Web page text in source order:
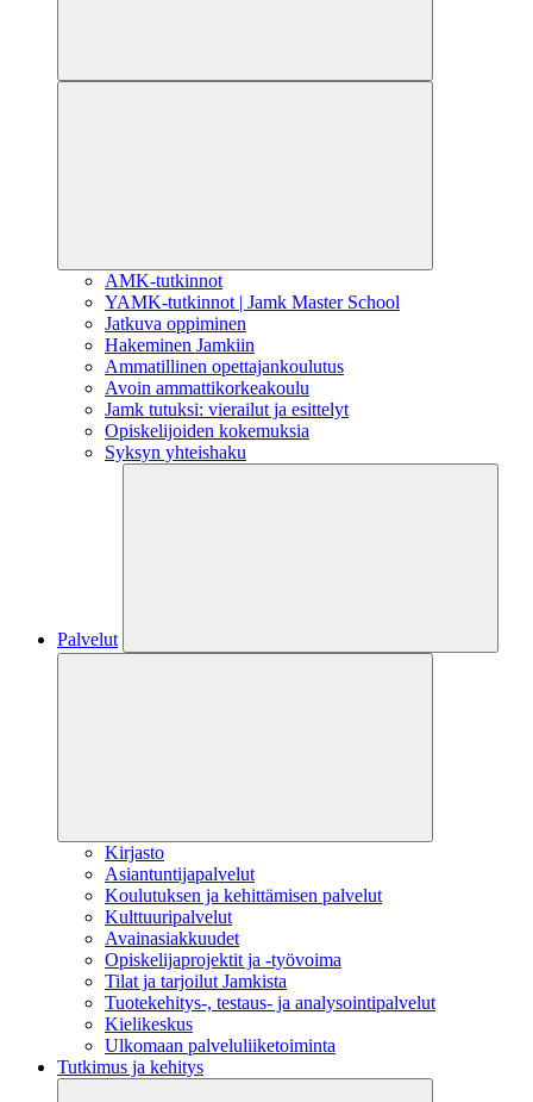
AMK-tutkinnot
YAMK-tutkinnot | Jamk Master School
Jatkuva oppiminen
Hakeminen Jamkiin
Ammatillinen opettajankoulutus
Avoin ammattikorkeakoulu
Jamk tutuksi: vierailut ja esittelyt
Opiskelijoiden kokemuksia
Syksyn yhteishaku
Palvelut
Kirjasto
Asiantuntijapalvelut
Koulutuksen ja kehittämisen palvelut
Kulttuuripalvelut
Avainasiakkuudet
Opiskelijaprojektit​ ja -työvoima
Tilat ja tarjoilut Jamkista
Tuotekehitys-, testaus- ja analysointipalvelut
Kielikeskus
Ulkomaan palveluliiketoiminta
Tutkimus ja kehitys